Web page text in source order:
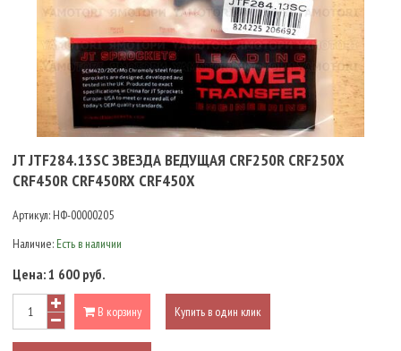
JT JTF284.13SC ЗВЕЗДА ВЕДУЩАЯ CRF250R CRF250X
CRF450R CRF450RX CRF450X
Артикул: НФ-00000205
Наличие: Есть в наличии
Цена:1 600 руб.
В корзину Купить в один клик